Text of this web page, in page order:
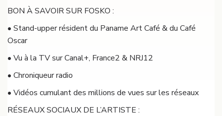
BON À SAVOIR SUR FOSKO :
• Stand-upper résident du Paname Art Café & du Café
Oscar
• Vu à la TV sur Canal+, France2 & NRJ12
• Chroniqueur radio
• Vidéos cumulant des millions de vues sur les réseaux
RÉSEAUX SOCIAUX DE L’ARTISTE :